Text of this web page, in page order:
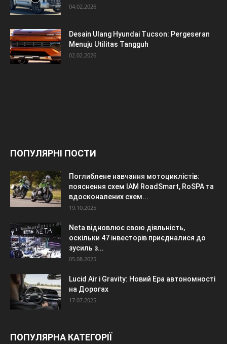
04.02.2026
Desain Ulang Hyundai Tucson: Pergeseran
Menuju Utilitas Tangguh
02.02.2026
ПОПУЛЯРНІ ПОСТИ
Поглиблене навчання мотоциклістів:
пояснення схем IAM RoadSmart, RoSPA та
вдосконалених схем...
19.10.2025
Neta відновлює свою діяльність,
оскільки 47 інвесторів приєдналися до
зусиль з...
05.08.2025
Lucid Air і Gravity: Новий Ера автономності
на Дорогах
17.07.2025
ПОПУЛЯРНА КАТЕГОРІЇ